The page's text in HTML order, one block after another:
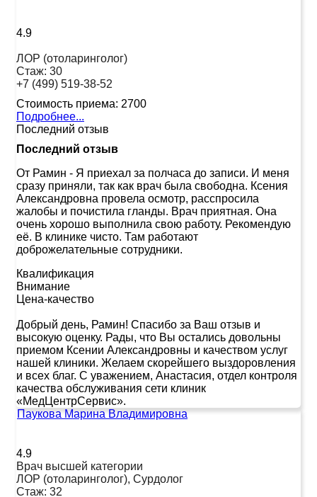
4.9
ЛОР (отоларинголог)
Стаж: 30
+7 (499) 519-38-52
Стоимость приема: 2700
Подробнее...
Последний отзыв
Последний отзыв
От Рамин - Я приехал за полчаса до записи. И меня
сразу приняли, так как врач была свободна. Ксения
Александровна провела осмотр, расспросила
жалобы и почистила гланды. Врач приятная. Она
очень хорошо выполнила свою работу. Рекомендую
её. В клинике чисто. Там работают
доброжелательные сотрудники.
Квалификация
Внимание
Цена-качество
Добрый день, Рамин! Спасибо за Ваш отзыв и
высокую оценку. Рады, что Вы остались довольны
приемом Ксении Александровны и качеством услуг
нашей клиники. Желаем скорейшего выздоровления
и всех благ. С уважением, Анастасия, отдел контроля
качества обслуживания сети клиник
«МедЦентрСервис».
Паукова Марина Владимировна
4.9
Врач высшей категории
ЛОР (отоларинголог), Сурдолог
Стаж: 32